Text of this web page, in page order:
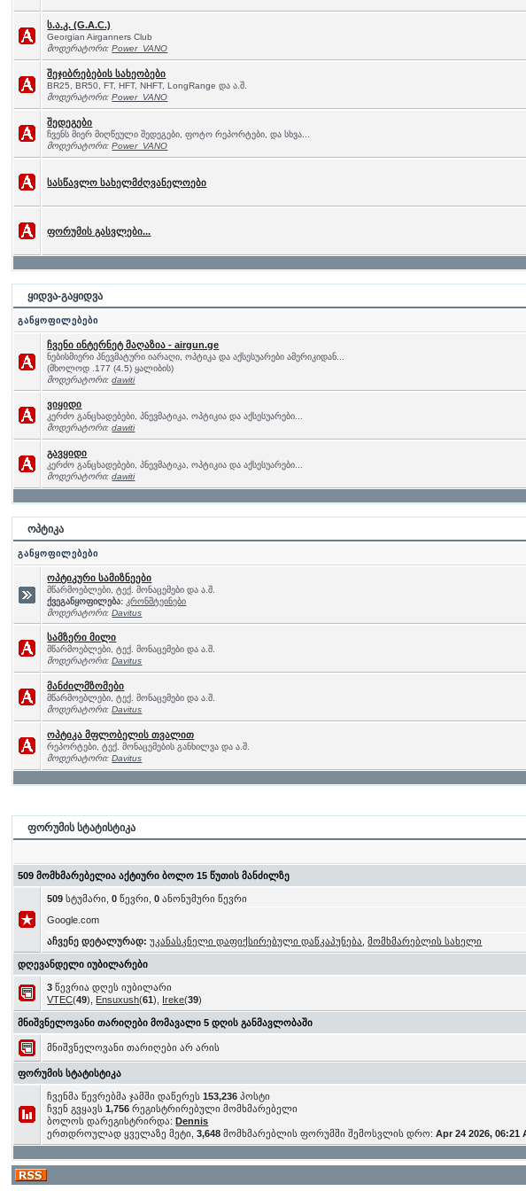
ს.ა.კ. (G.A.C.)
Georgian Airganners Club
მოდერატორი:Power_VANO
შეჯიბრებების სახეობები
BR25, BR50, FT, HFT, NHFT, LongRange და ა.შ.
მოდერატორი:Power_VANO
შედეგები
ჩვენს მიერ მიღწეული შედეგები, ფოტო რეპორტები, და სხვა...
მოდერატორი:Power_VANO
სასწავლო სახელმძღვანელოები
ფორუმის გასვლები...
ყიდვა-გაყიდვა
განყოფილებები
ჩვენი ინტერნეტ მაღაზია - airgun.ge
ნებისმიერი პნევმატური იარაღი, ოპტიკა და აქსესუარები ამერიკიდან...
(მხოლოდ .177 (4.5) ყალიბის)
მოდერატორი:dawiti
ვიყიდი
კერძო განცხადებები, პნევმატიკა, ოპტიკია და აქსესუარები...
მოდერატორი:dawiti
გავყიდი
კერძო განცხადებები, პნევმატიკა, ოპტიკია და აქსესუარები...
მოდერატორი:dawiti
ოპტიკა
განყოფილებები
ოპტიკური სამიზნეები
მწარმოებლები, ტექ. მონაცემები და ა.შ.
ქვეგანყოფილება: კრონშტეინები
მოდერატორი:Davitus
სამზერი მილი
მწარმოებლები, ტექ. მონაცემები და ა.შ.
მოდერატორი:Davitus
მანძილმზომები
მწარმოებლები, ტექ. მონაცემები და ა.შ.
მოდერატორი:Davitus
ოპტიკა მფლობელის თვალით
რეპორტები, ტექ. მონაცემების განხილვა და ა.შ.
მოდერატორი:Davitus
ფორუმის სტატისტიკა
509 მომხმარებელია აქტიური ბოლო 15 წუთის მანძილზე
509 სტუმარი,0 წევრი,0 ანონუმური წევრი
Google.com
აჩვენე დეტალურად: უკანასკნელი დაფიქსირებული დაწკაპუნება ,მომხმარებლის სახელი
დღევანდელი იუბილარები
3 წევრია დღეს იუბილარი
VTEC(49), Ensuxush(61), Ireke(39)
მნიშვნელოვანი თარიღები მომავალი 5 დღის განმავლობაში
მნიშვნელოვანი თარიღები არ არის
ფორუმის სტატისტიკა
ჩვენმა წევრებმა ჯამში დაწერეს153,236 პოსტი
ჩვენ გვყავს1,756 რეგისტრირებული მომხმარებელი
ბოლოს დარეგისტრირდა:Dennis
ერთდროულად ყველაზე მეტი,3,648 მომხმარებლის ფორუმში შემოსვლის დრო:Apr 24 2026, 06:21